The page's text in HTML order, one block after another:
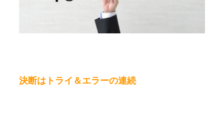
決断はトライ＆エラーの連続